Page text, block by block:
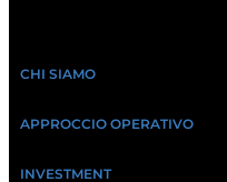
CHI SIAMO
APPROCCIO OPERATIVO
INVESTMENT